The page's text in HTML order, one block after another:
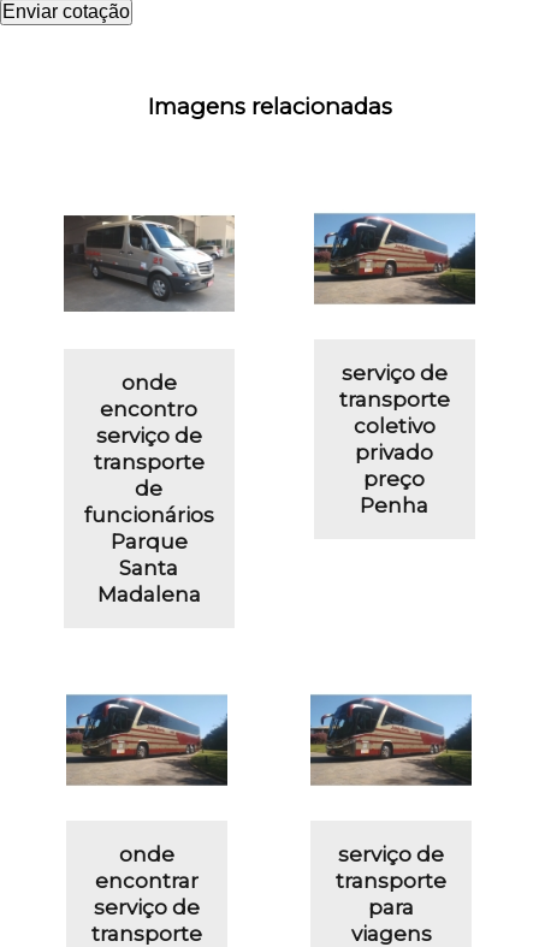
Enviar cotação
Imagens relacionadas
onde
encontro
serviço de
transporte
de
funcionários
Parque
Santa
Madalena
serviço de
transporte
coletivo
privado
preço
Penha
onde
encontrar
serviço de
transporte
serviço de
transporte
para
viagens